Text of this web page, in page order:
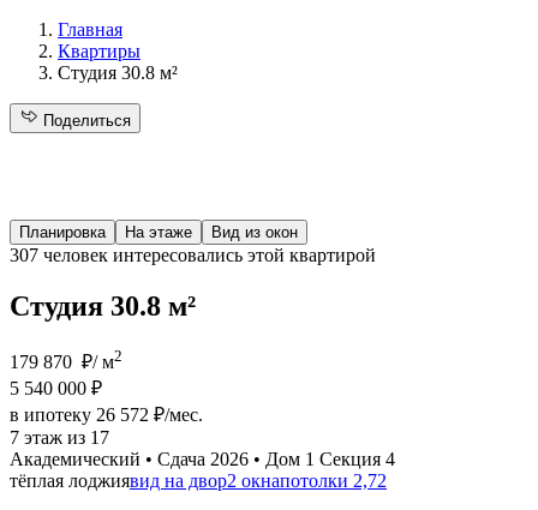
Главная
Квартиры
Студия 30.8 м²
Поделиться
Планировка На этаже Вид из окон
307 человек интересовались этой квартирой
Студия 30.8 м²
179 870 ₽/ м2
5 540 000 ₽
в ипотеку 26 572 ₽/мес.
7 этаж из 17
Академический • Сдача 2026 • Дом 1 Секция 4
тёплая лоджиявид на двор2 окнапотолки 2,72